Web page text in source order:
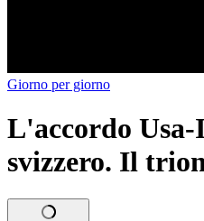
Giorno per giorno
L'accordo
svizzero. Il